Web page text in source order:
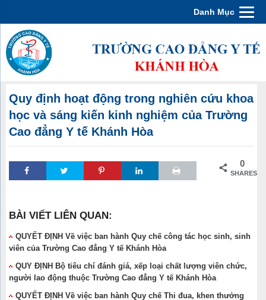
Danh Mục
Quy định hoạt động trong nghiên cứu khoa
học và sáng kiến kinh nghiệm của Trường
Cao đẳng Y tế Khánh Hòa
0
SHARES
BÀI VIẾT LIÊN QUAN:
QUYẾT ĐỊNH Về việc ban hành Quy chế công tác học sinh, sinh
viên của Trường Cao đẳng Y tế Khánh Hòa
QUY ĐỊNH Bộ tiêu chí đánh giá, xếp loại chất lượng viên chức,
người lao động thuộc Trường Cao đẳng Y tế Khánh Hòa
QUYẾT ĐỊNH Về việc ban hành Quy chế Thi đua, khen thưởng